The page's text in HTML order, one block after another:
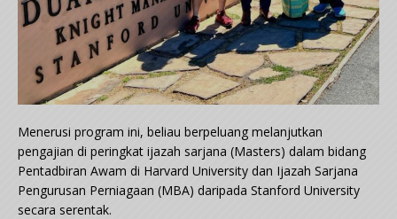
Menerusi program ini, beliau berpeluang melanjutkan
pengajian di peringkat ijazah sarjana (Masters) dalam bidang
Pentadbiran Awam di Harvard University dan Ijazah Sarjana
Pengurusan Perniagaan (MBA) daripada Stanford University
secara serentak.